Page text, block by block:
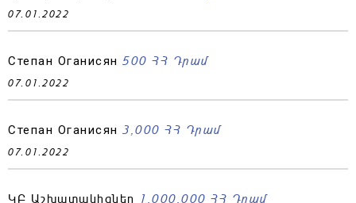
07.01.2022
Степан Оганисян 500 ՀՀ Դրամ
07.01.2022
Степан Оганисян 3,000 ՀՀ Դրամ
07.01.2022
ԿԲ Աշխատակիցներ 1,000,000 ՀՀ Դրամ